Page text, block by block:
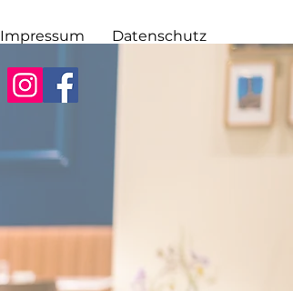
Impressum Datenschutz